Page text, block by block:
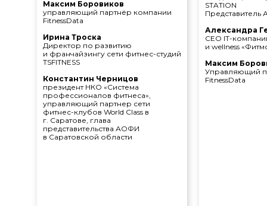
STATION
Александра
CEO IT-
и wellness
Максим
Управляющий
FitnessData
Максим Боровиков
управляющий партнёр компании
FitnessData
Ирина Троска
Директор по развитию
и франчайзингу сети фитнес-студий
TSFITNESS
Константин Черницов
президент НКО «Система
профессионалов фитнеса»,
управляющий партнер сети
фитнес-клубов World Class в
г. Саратове, глава
представительства АОФИ
в Саратовской области